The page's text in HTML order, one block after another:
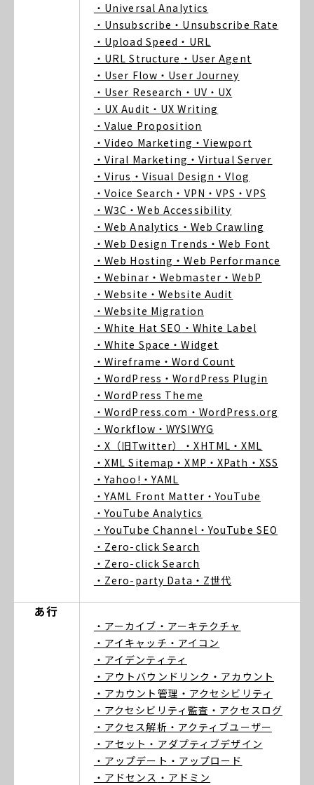
・Universal Analytics
・Unsubscribe ・Unsubscribe Rate
・Upload Speed ・URL
・URL Structure ・User Agent
・User Flow ・User Journey
・User Research ・UV ・UX
・UX Audit ・UX Writing
・Value Proposition
・Video Marketing ・Viewport
・Viral Marketing ・Virtual Server
・Virus ・Visual Design ・Vlog
・Voice Search ・VPN ・VPS ・VPS
・W3C ・Web Accessibility
・Web Analytics ・Web Crawling
・Web Design Trends ・Web Font
・Web Hosting ・Web Performance
・Webinar ・Webmaster ・WebP
・Website ・Website Audit
・Website Migration
・White Hat SEO ・White Label
・White Space ・Widget
・Wireframe ・Word Count
・WordPress ・WordPress Plugin
・WordPress Theme
・WordPress.com ・WordPress.org
・Workflow ・WYSIWYG
・X（旧Twitter）
・XHTML ・XML
・XML Sitemap ・XMP ・XPath ・XSS
・Yahoo! ・YAML
・YAML Front Matter ・YouTube
・YouTube Analytics
・YouTube Channel ・YouTube SEO
・Zero-click Search
・Zero-click Search
・Zero-party Data ・Z世代
あ行
・アーカイブ ・アーキテクチャ
・アイキャッチ ・アイコン
・アイデンティティ
・アウトバウンドリンク ・アカウント
・アカウント管理 ・アクセシビリティ
・アクセシビリティ監査 ・アクセスログ
・アクセス解析 ・アクティブユーザー
・アセット ・アダプティブデザイン
・アップデート ・アップロード
・アドセンス ・アドミン